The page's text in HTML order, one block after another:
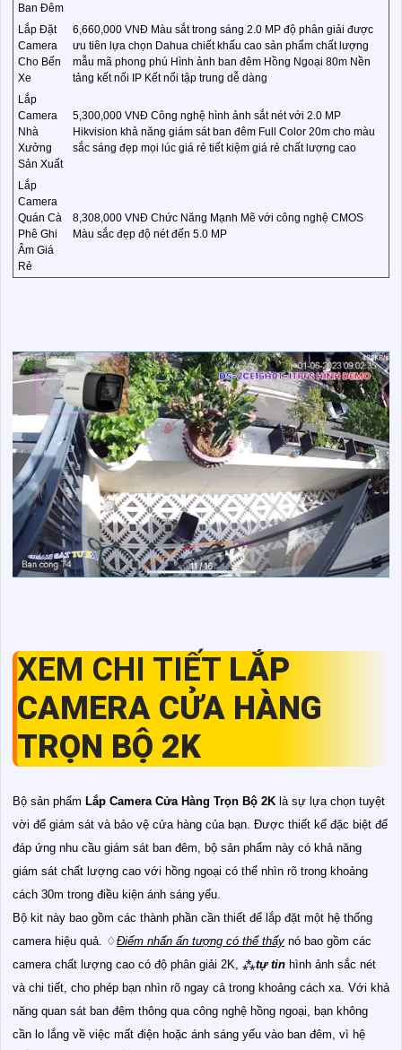
Ban Đêm
Lắp Đặt
Camera
Cho Bến
Xe
6,660,000 VNĐ Màu sắt trong sáng 2.0 MP độ phân giải được
ưu tiên lựa chọn Dahua chiết khấu cao sản phẩm chất lượng
mẫu mã phong phú Hình ảnh ban đêm Hồng Ngoại 80m Nền
tảng kết nối IP Kết nối tập trung dễ dàng
Lắp
Camera
Nhà
Xưởng
Sản Xuất
5,300,000 VNĐ Công nghệ hình ảnh sắt nét với 2.0 MP
Hikvision khả năng giám sát ban đêm Full Color 20m cho màu
sắc sáng đẹp mọi lúc giá rẻ tiết kiệm giá rẻ chất lượng cao
Lắp
Camera
Quán Cà
Phê Ghi
Âm Giá
Rẻ
8,308,000 VNĐ Chức Năng Mạnh Mẽ với công nghệ CMOS
Màu sắc đẹp độ nét đến 5.0 MP
XEM CHI TIẾT LẮP
CAMERA CỬA HÀNG
TRỌN BỘ 2K
Bộ sản phẩm Lắp Camera Cửa Hàng Trọn Bộ 2K là sự lựa chọn tuyệt
vời để giám sát và bảo vệ cửa hàng của bạn. Được thiết kế đặc biệt để
đáp ứng nhu cầu giám sát ban đêm, bộ sản phẩm này có khả năng
giám sát chất lượng cao với hồng ngoại có thể nhìn rõ trong khoảng
cách 30m trong điều kiện ánh sáng yếu.
Bộ kit này bao gồm các thành phần cần thiết để lắp đặt một hệ thống
camera hiệu quả. ♢Điểm nhấn ấn tượng có thể thấy nó bao gồm các
camera chất lượng cao có độ phân giải 2K, ⁂tự tin hình ảnh sắc nét
và chi tiết, cho phép bạn nhìn rõ ngay cả trong khoảng cách xa. Với khả
năng quan sát ban đêm thông qua công nghệ hồng ngoại, bạn không
cần lo lắng về việc mất điện hoặc ánh sáng yếu vào ban đêm, vì hệ